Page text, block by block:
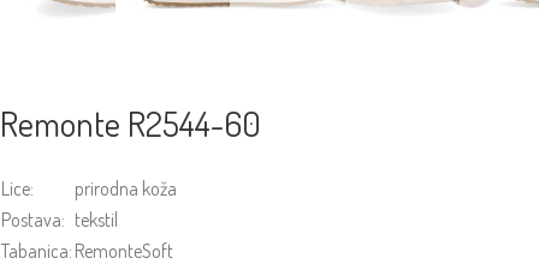
Remonte R2544-60
Lice:
prirodna koža
Postava: tekstil
Tabanica: RemonteSoft